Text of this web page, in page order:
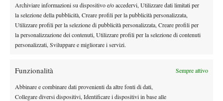
Archiviare informazioni su dispositivo e/o accedervi, Utilizzare dati limitati per
la selezione della pubblicità, Creare profili per la pubblicità personalizzata,
Utilizzare profili per la selezione di pubblicità personalizzata, Creare profili per
la personalizzazione dei contenuti, Utilizzare profili per la selezione di contenuti
personalizzati, Sviluppare e migliorare i servizi.
Funzionalità Sempre attivo
Abbinare e combinare dati provenienti da altre fonti di dati,
Collegare diversi dispositivi, Identificare i dispositivi in base alle
Nessun commento
Devi essereconnessoper inviare un commento.
Masters 1000 Montreal 2026: Darderi